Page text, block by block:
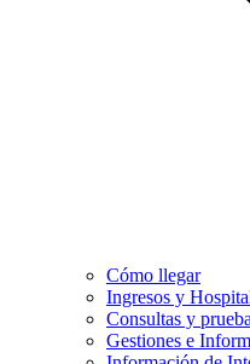
Cómo llegar
Ingresos y
Consultas y
Gestiones e